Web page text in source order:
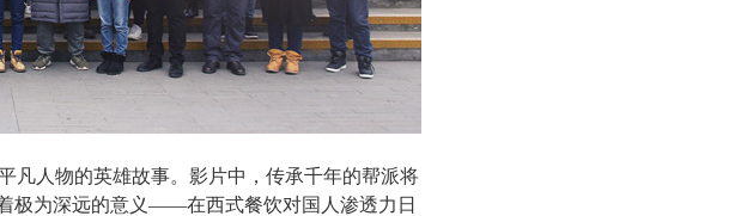
凡人物的英雄故事。影片中，传承千年的帮派将
极为深远的意义——在西式餐饮对国人渗透力日